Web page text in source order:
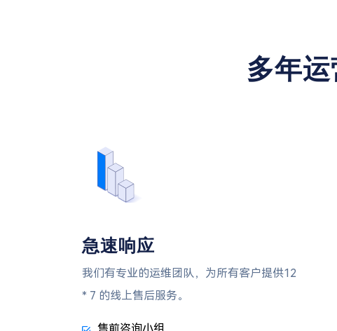
多年
急速响应
我们有专业的运维团队，为所有客户提供12
* 7 的线上售后服务。